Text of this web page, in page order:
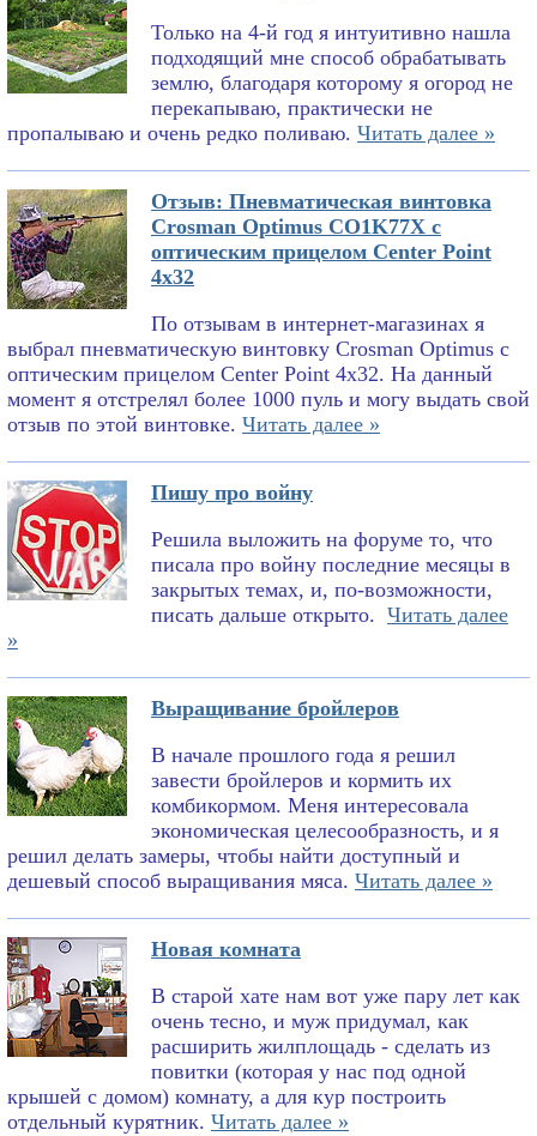
Только на 4-й год я интуитивно нашла
подходящий мне способ обрабатывать
землю, благодаря которому я огород не
перекапываю, практически не
пропалываю и очень редко поливаю. Читать далее »
Отзыв: Пневматическая винтовка
Crosman Optimus CO1K77X с
оптическим прицелом Center Point
4x32
По отзывам в интернет-магазинах я
выбрал пневматическую винтовку Crosman Optimus с
оптическим прицелом Center Point 4x32. На данный
момент я отстрелял более 1000 пуль и могу выдать свой
отзыв по этой винтовке. Читать далее »
Пишу про войну
Решила выложить на форуме то, что
писала про войну последние месяцы в
закрытых темах, и, по-возможности,
писать дальше открыто. Читать далее
»
Выращивание бройлеров
В начале прошлого года я решил
завести бройлеров и кормить их
комбикормом. Меня интересовала
экономическая целесообразность, и я
решил делать замеры, чтобы найти доступный и
дешевый способ выращивания мяса. Читать далее »
Новая комната
В старой хате нам вот уже пару лет как
очень тесно, и муж придумал, как
расширить жилплощадь - сделать из
повитки (которая у нас под одной
крышей с домом) комнату, а для кур построить
отдельный курятник. Читать далее »